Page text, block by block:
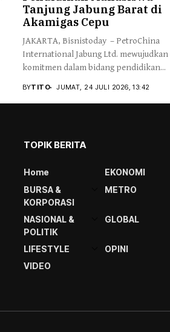
Tanjung Jabung Barat di
Akamigas Cepu
JAKARTA, Bisnistoday – PetroChina
International Jabung Ltd. mewujudkan
komitmen dalam bidang pendidikan...
BYTITO JUMAT, 24 JULI 2026, 13:42
TOPIK BERITA
Home
EKONOMI
BURSA &
KORPORASI
METRO
NASIONAL &
POLITIK
GLOBAL
LIFESTYLE
OPINI
VIDEO